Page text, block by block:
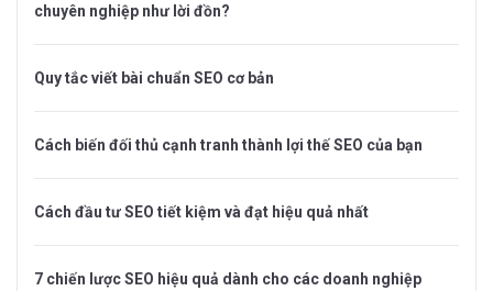
chuyên nghiệp như lời đồn?
Quy tắc viết bài chuẩn SEO cơ bản
Cách biến đối thủ cạnh tranh thành lợi thế SEO của bạn
Cách đầu tư SEO tiết kiệm và đạt hiệu quả nhất
7 chiến lược SEO hiệu quả dành cho các doanh nghiệp